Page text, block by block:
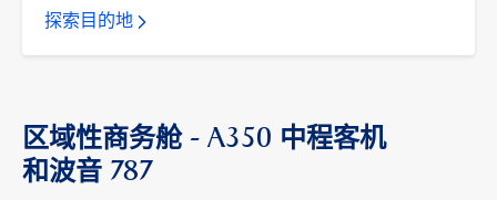
探索目的地
区域性商务舱 - A350 中程客机
和波音 787